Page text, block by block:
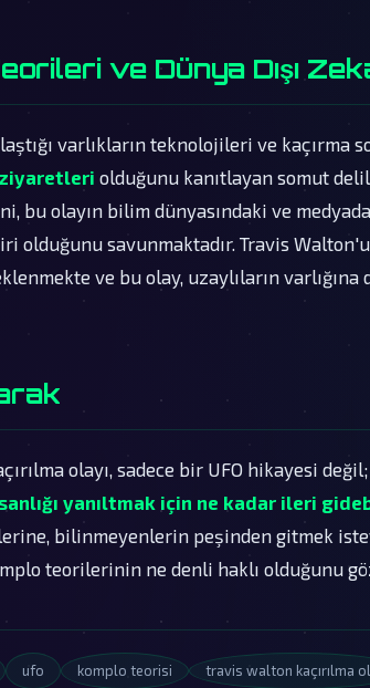
ve Dünya Dışı
varlıkların teknolojileri ve kaçırma
olduğunu kanıtlayan somut
bu olayın bilim dünyasındaki ve
olduğunu savunmaktadır. Travis
ve bu olay, uzaylıların
olayı, sadece bir UFO hikayesi
yanıltmak için ne kadar ileri
bilinmeyenlerin peşinden gitmek
teorilerinin ne denli haklı olduğunu
ufo komplo teorisi travis walton kaçırılma